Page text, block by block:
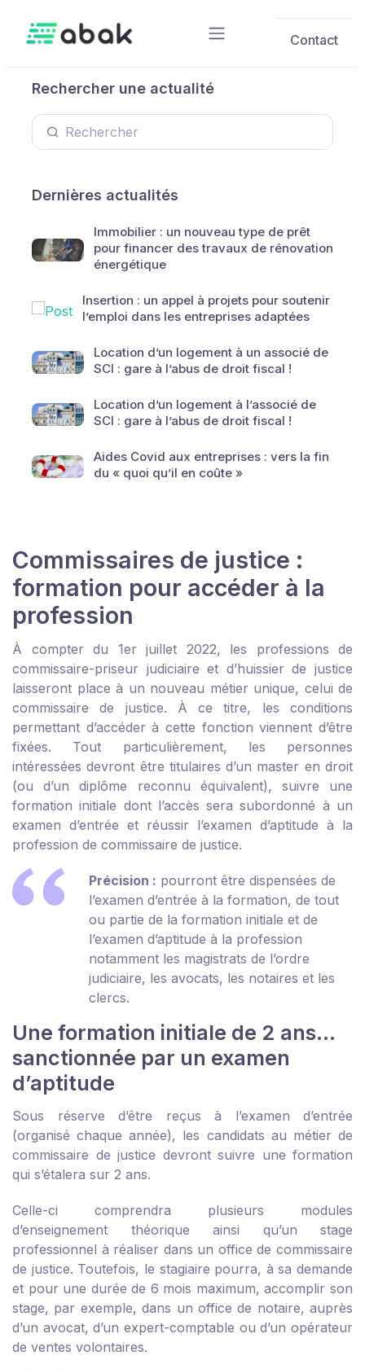
Contact
Rechercher une actualité
Dernières actualités
Immobilier : un nouveau type de prêt
pour financer des travaux de rénovation
énergétique
Insertion : un appel à projets pour soutenir
l’emploi dans les entreprises adaptées
Location d’un logement à un associé de
SCI : gare à l’abus de droit fiscal !
Location d’un logement à l’associé de
SCI : gare à l’abus de droit fiscal !
Aides Covid aux entreprises : vers la fin
du « quoi qu’il en coûte »
Commissaires de justice :
formation pour accéder à la
profession
À compter du 1er juillet 2022, les professions de
commissaire-priseur judiciaire et d’huissier de justice
laisseront place à un nouveau métier unique, celui de
commissaire de justice. À ce titre, les conditions
permettant d’accéder à cette fonction viennent d’être
fixées. Tout particulièrement, les personnes
intéressées devront être titulaires d’un master en droit
(ou d’un diplôme reconnu équivalent), suivre une
formation initiale dont l’accès sera subordonné à un
examen d’entrée et réussir l’examen d’aptitude à la
profession de commissaire de justice.
Précision : pourront être dispensées de
l’examen d’entrée à la formation, de tout
ou partie de la formation initiale et de
l’examen d’aptitude à la profession
notamment les magistrats de l’ordre
judiciaire, les avocats, les notaires et les
clercs.
Une formation initiale de 2 ans…
sanctionnée par un examen
d’aptitude
Sous réserve d’être reçus à l’examen d’entrée
(organisé chaque année), les candidats au métier de
commissaire de justice devront suivre une formation
qui s’étalera sur 2 ans.
Celle-ci comprendra plusieurs modules
d’enseignement théorique ainsi qu’un stage
professionnel à réaliser dans un office de commissaire
de justice. Toutefois, le stagiaire pourra, à sa demande
et pour une durée de 6 mois maximum, accomplir son
stage, par exemple, dans un office de notaire, auprès
d’un avocat, d’un expert-comptable ou d’un opérateur
de ventes volontaires.